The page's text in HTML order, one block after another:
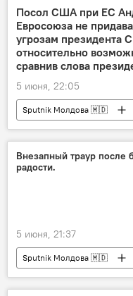
Посол США при ЕС
Евросоюза не
угрозам президента
относительно
сравнив слова
5 июня, 22:05
Sputnik Молдова 🇲🇩
Внезапный траур после
радости.
5 июня, 21:37
Sputnik Молдова 🇲🇩